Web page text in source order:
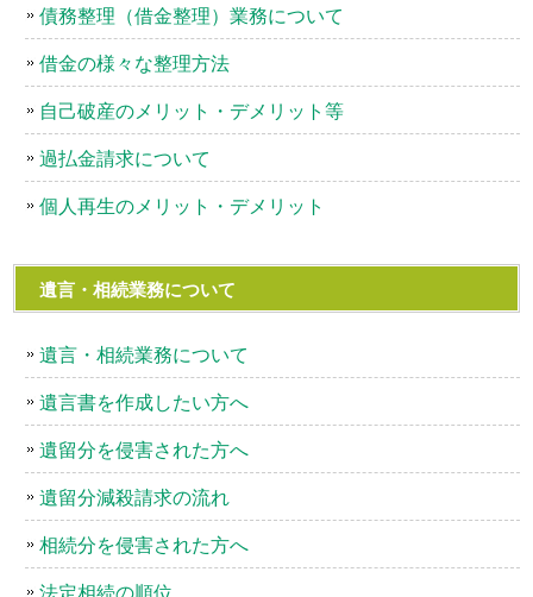
債務整理（借金整理）業務について
借金の様々な整理方法
自己破産のメリット・デメリット等
過払金請求について
個人再生のメリット・デメリット
遺言・相続業務について
遺言・相続業務について
遺言書を作成したい方へ
遺留分を侵害された方へ
遺留分減殺請求の流れ
相続分を侵害された方へ